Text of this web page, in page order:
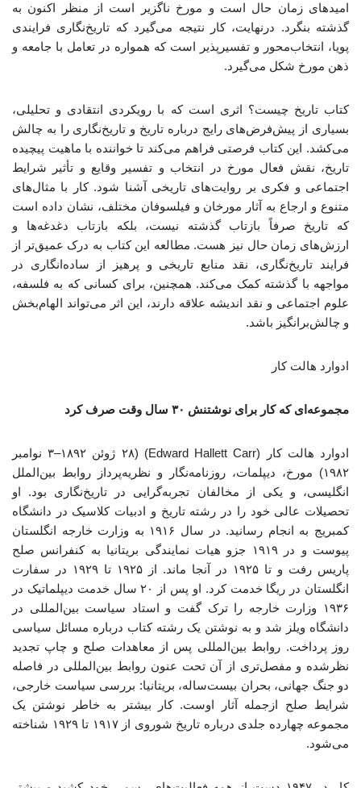
امیدهای زمان حال است و مورخ ناگزیر است از منظر اکنون به
گذشته بنگرد. درنهایت، کار نتیجه می‌گیرد که تاریخ‌نگاری فرایندی
پویا، انتخاب‌محور و تفسیرپذیر است که همواره در تعامل با جامعه و
ذهن مورخ شکل می‌گیرد.
کتاب تاریخ چیست؟ اثری است که با رویکردی انتقادی و تحلیلی،
بسیاری از پیش‌فرض‌های رایج درباره‌ تاریخ و تاریخ‌نگاری را به چالش
می‌کشد. این کتاب فرصتی فراهم می‌کند تا خواننده با ماهیت پیچیده‌
تاریخ، نقش فعال مورخ در انتخاب و تفسیر وقایع و تأثیر شرایط
اجتماعی و فکری بر روایت‌های تاریخی آشنا شود. کار با مثال‌های
متنوع و ارجاع به آثار مورخان و فیلسوفان مختلف، نشان داده است
که تاریخ صرفاً بازتاب گذشته نیست، بلکه بازتاب دغدغه‌ها و
ارزش‌های زمان حال نیز هست. مطالعه‌ این کتاب به درک عمیق‌تر از
فرایند تاریخ‌نگاری، نقد منابع تاریخی و پرهیز از ساده‌انگاری در
مواجهه با گذشته کمک می‌کند. همچنین، برای کسانی که به فلسفه،
علوم اجتماعی و نقد اندیشه علاقه دارند، این اثر می‌تواند الهام‌بخش
و چالش‌برانگیز باشد.
ادوارد هالت کار
مجموعه‌ای که کار برای نوشتنش ۳۰ سال وقت صرف کرد
ادوارد هالت کار (Edward Hallett Carr) (۲۸ ژوئن ۱۸۹۲–۳ نوامبر
۱۹۸۲) مورخ، دیپلمات، روزنامه‌نگار و نظریه‌پرداز روابط بین‌الملل
انگلیسی، و یکی از مخالفان تجربه‌گرایی در تاریخ‌نگاری بود. او
تحصیلات عالی خود را در رشته تاریخ و ادبیات کلاسیک در دانشگاه
کمبریج به انجام رسانید. در سال ۱۹۱۶ به وزارت خارجه انگلستان
پیوست و در ۱۹۱۹ جزو هیات نمایندگی بریتانیا به کنفرانس صلح
پاریس رفت و تا ۱۹۲۵ در آنجا ماند. از ۱۹۲۵ تا ۱۹۲۹ در سفارت
انگلستان در ریگا خدمت کرد. او پس از ۲۰ سال خدمت دیپلماتیک در
۱۹۳۶ وزارت خارجه را ترک گفت و استاد سیاست بین‌المللی در
دانشگاه ویلز شد و به نوشتن یک رشته کتاب درباره مسائل سیاسی
روز پرداخت. روابط بین‌المللی پس از معاهدات صلح و چاپ تجدید
نظرشده و مفصل‌تری از آن تحت عنون روابط بین‌المللی در فاصله
دو جنگ جهانی، بحران بیست‌ساله، بریتانیا: بررسی سیاست خارجی،
شرایط صلح ازجمله آثار اوست. کار بیشتر به خاطر نوشتن یک
مجموعه چهارده جلدی درباره تاریخ شوروی از ۱۹۱۷ تا ۱۹۲۹ شناخته
می‌شود.